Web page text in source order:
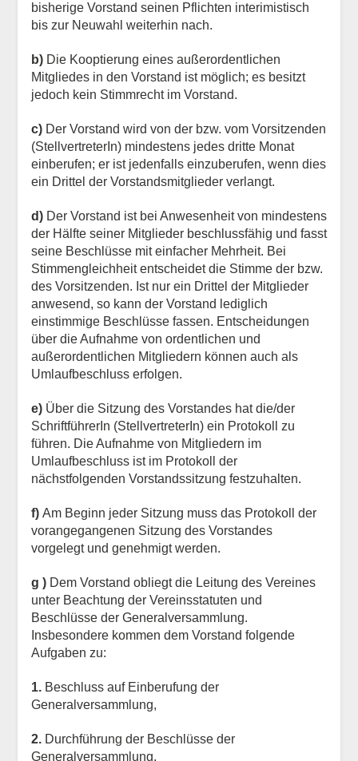
bisherige Vorstand seinen Pflichten interimistisch
bis zur Neuwahl weiterhin nach.
b)Die Kooptierung eines außerordentlichen
Mitgliedes in den Vorstand ist möglich; es besitzt
jedoch kein Stimmrecht im Vorstand.
c)Der Vorstand wird von der bzw. vom Vorsitzenden
(StellvertreterIn) mindestens jedes dritte Monat
einberufen; er ist jedenfalls einzuberufen, wenn dies
ein Drittel der Vorstandsmitglieder verlangt.
d)Der Vorstand ist bei Anwesenheit von mindestens
der Hälfte seiner Mitglieder beschlussfähig und fasst
seine Beschlüsse mit einfacher Mehrheit. Bei
Stimmengleichheit entscheidet die Stimme der bzw.
des Vorsitzenden. Ist nur ein Drittel der Mitglieder
anwesend, so kann der Vorstand lediglich
einstimmige Beschlüsse fassen. Entscheidungen
über die Aufnahme von ordentlichen und
außerordentlichen Mitgliedern können auch als
Umlaufbeschluss erfolgen.
e)Über die Sitzung des Vorstandes hat die/der
SchriftführerIn (StellvertreterIn) ein Protokoll zu
führen. Die Aufnahme von Mitgliedern im
Umlaufbeschluss ist im Protokoll der
nächstfolgenden Vorstandssitzung festzuhalten.
f)Am Beginn jeder Sitzung muss das Protokoll der
vorangegangenen Sitzung des Vorstandes
vorgelegt und genehmigt werden.
g )Dem Vorstand obliegt die Leitung des Vereines
unter Beachtung der Vereinsstatuten und
Beschlüsse der Generalversammlung.
Insbesondere kommen dem Vorstand folgende
Aufgaben zu:
1.Beschluss auf Einberufung der
Generalversammlung,
2. Durchführung der Beschlüsse der
Generalversammlung,